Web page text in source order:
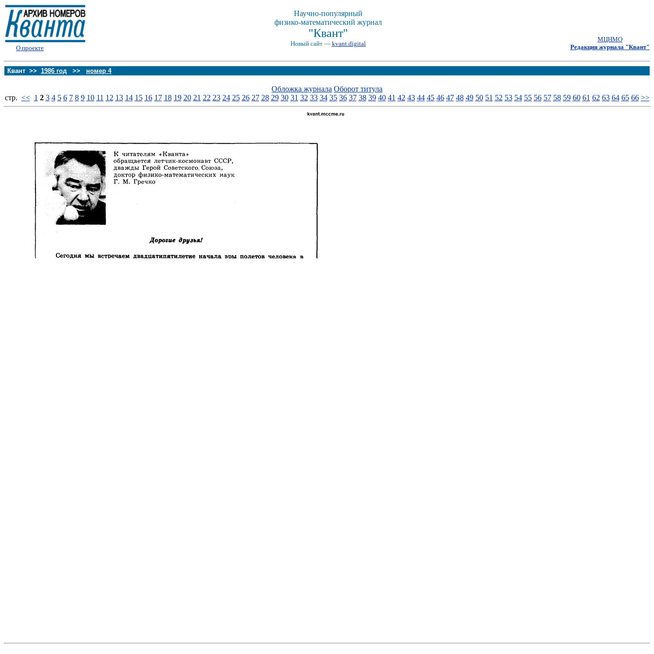
О проекте
Научно-популярный
физико-математический журнал
"Квант"
Новый сайт — kvant.digital
МЦНМО
Редакция журнала "Квант"
Квант >> 1986 год >> номер 4
Обложка журнала Оборот титула
стp. << 1 2 3 4 5 6 7 8 9 10 11 12 13 14 15 16 17 18 19 20 21 22 23 24 25 26 27 28 29 30 31 32 33 34 35 36 37 38 39 40 41 42 43 44 45 46 47 48 49 50 51 52 53 54 55 56 57 58 59 60 61 62 63 64 65 66 >>